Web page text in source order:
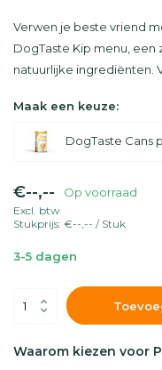
Verwen je beste vriend
DogTaste Kip menu,
natuurlijke ingrediënten.
Maak een keuze:
DogTaste Cans
€--,-- Op voorraad
Excl. btw
Stukprijs: €--,-- / Stuk
3-5 dagen
Waarom kiezen voor